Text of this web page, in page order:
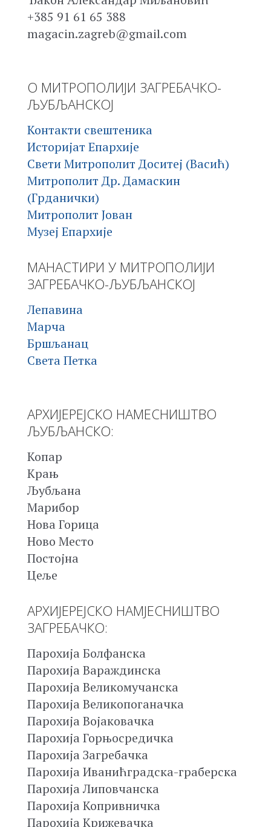
+385 91 61 65 388
magacin.zagreb@gmail.com
О МИТРОПОЛИЈИ ЗАГРЕБАЧКО-
ЉУБЉАНСКОЈ
Контакти свештеника
Историјат Епархије
Свети Митрополит Доситеј (Васић)
Митрополит Др. Дамаскин
(Грданички)
Митрополит Јован
Музеј Епархије
МАНАСТИРИ У МИТРОПОЛИЈИ
ЗАГРЕБАЧКО-ЉУБЉАНСКОЈ
Лепавина
Марча
Бршљанац
Света Петка
АРХИЈЕРЕЈСКО НАМЕСНИШТВО
ЉУБЉАНСКО:
Копар
Крањ
Љубљана
Марибор
Нова Горица
Ново Место
Постојна
Цеље
АРХИЈЕРЕЈСКО НАМЈЕСНИШТВО
ЗАГРЕБАЧКО:
Парохија Болфанска
Парохија Вараждинска
Парохија Великомучанска
Парохија Великопоганачка
Парохија Војаковачка
Парохија Горњосредичка
Парохија Загребачка
Парохија Иванићградска-граберска
Парохија Липовчанска
Парохија Копривничка
Парохија Крижевачка